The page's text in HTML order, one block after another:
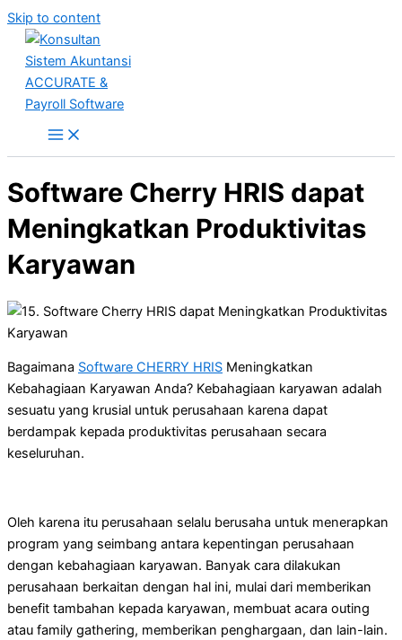
Skip to content
Software Cherry HRIS dapat
Meningkatkan Produktivitas
Karyawan
Bagaimana Software CHERRY HRIS Meningkatkan
Kebahagiaan Karyawan Anda? Kebahagiaan karyawan adalah
sesuatu yang krusial untuk perusahaan karena dapat
berdampak kepada produktivitas perusahaan secara
keseluruhan.
Oleh karena itu perusahaan selalu berusaha untuk menerapkan
program yang seimbang antara kepentingan perusahaan
dengan kebahagiaan karyawan. Banyak cara dilakukan
perusahaan berkaitan dengan hal ini, mulai dari memberikan
benefit tambahan kepada karyawan, membuat acara outing
atau family gathering, memberikan penghargaan, dan lain-lain.